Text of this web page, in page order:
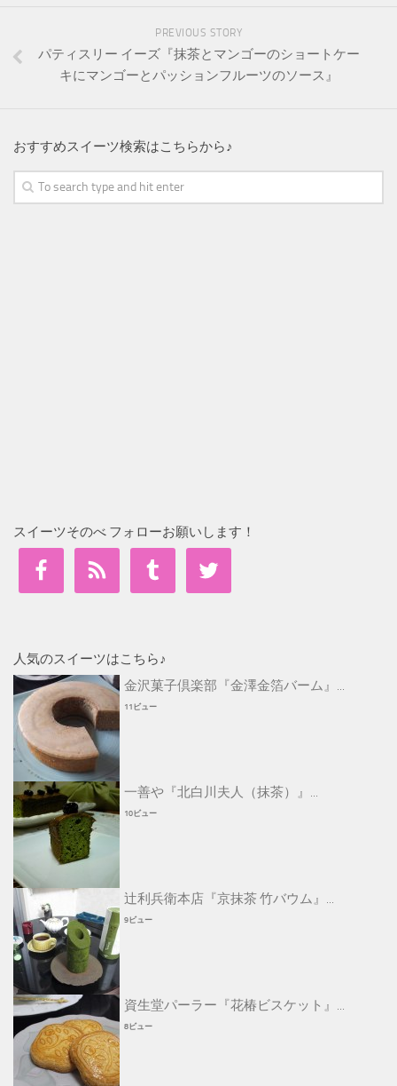
PREVIOUS STORY
パティスリー イーズ『抹茶とマンゴーのショートケー
キにマンゴーとパッションフルーツのソース』
おすすめスイーツ検索はこちらから♪
スイーツそのべ フォローお願いします！
人気のスイーツはこちら♪
金沢菓子倶楽部『金澤金箔バーム』...
11ビュー
一善や『北白川夫人（抹茶）』...
10ビュー
辻利兵衛本店『京抹茶 竹バウム』...
9ビュー
資生堂パーラー『花椿ビスケット』...
8ビュー